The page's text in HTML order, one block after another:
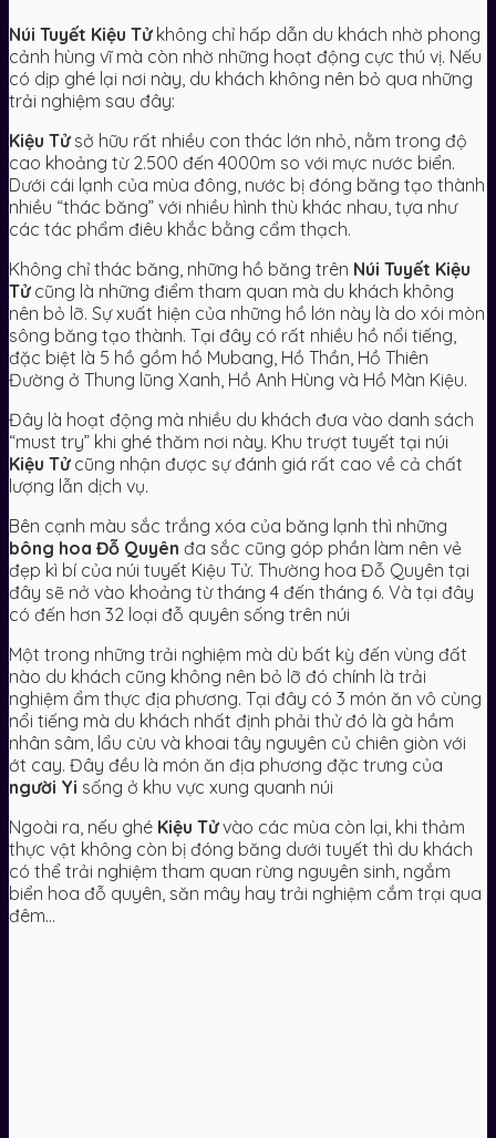
Núi Tuyết Kiệu Tửkhông chỉ hấp dẫn du khách nhờ phong
cảnh hùng vĩ mà còn nhờ những hoạt động cực thú vị. Nếu
có dịp ghé lại nơi này, du khách không nên bỏ qua những
trải nghiệm sau đây:
Kiệu Tửsở hữu rất nhiều con thác lớn nhỏ, nằm trong độ
cao khoảng từ 2.500 đến 4000m so với mực nước biển.
Dưới cái lạnh của mùa đông, nước bị đóng băng tạo thành
nhiều “thác băng” với nhiều hình thù khác nhau, tựa như
các tác phẩm điêu khắc bằng cẩm thạch.
Không chỉ thác băng, những hồ băng trên Núi Tuyết Kiệu
Tửcũng là những điểm tham quan mà du khách không
nên bỏ lỡ. Sự xuất hiện của những hồ lớn này là do xói mòn
sông băng tạo thành. Tại đây có rất nhiều hồ nổi tiếng,
đặc biệt là 5 hồ gồm hồ Mubang, Hồ Thần, Hồ Thiên
Đường ở Thung lũng Xanh, Hồ Anh Hùng và Hồ Màn Kiệu.
Đây là hoạt động mà nhiều du khách đưa vào danh sách
“must try” khi ghé thăm nơi này. Khu trượt tuyết tại núi
Kiệu Tửcũng nhận được sự đánh giá rất cao về cả chất
lượng lẫn dịch vụ.
Bên cạnh màu sắc trắng xóa của băng lạnh thì những
bông hoa Đỗ Quyên đa sắc cũng góp phần làm nên vẻ
đẹp kì bí của núi tuyết Kiệu Tử. Thường hoa Đỗ Quyên tại
đây sẽ nở vào khoảng từ tháng 4 đến tháng 6. Và tại đây
có đến hơn 32 loại đỗ quyên sống trên núi
Một trong những trải nghiệm mà dù bất kỳ đến vùng đất
nào du khách cũng không nên bỏ lỡ đó chính là trải
nghiệm ẩm thực địa phương. Tại đây có 3 món ăn vô cùng
nổi tiếng mà du khách nhất định phải thử đó là gà hầm
nhân sâm, lẩu cừu và khoai tây nguyên củ chiên giòn với
ớt cay. Đây đều là món ăn địa phương đặc trưng của
người Yi sống ở khu vực xung quanh núi
Ngoài ra, nếu ghé Kiệu Tửvào các mùa còn lại, khi thảm
thực vật không còn bị đóng băng dưới tuyết thì du khách
có thể trải nghiệm tham quan rừng nguyên sinh, ngắm
biển hoa đỗ quyên, săn mây hay trải nghiệm cắm trại qua
đêm…